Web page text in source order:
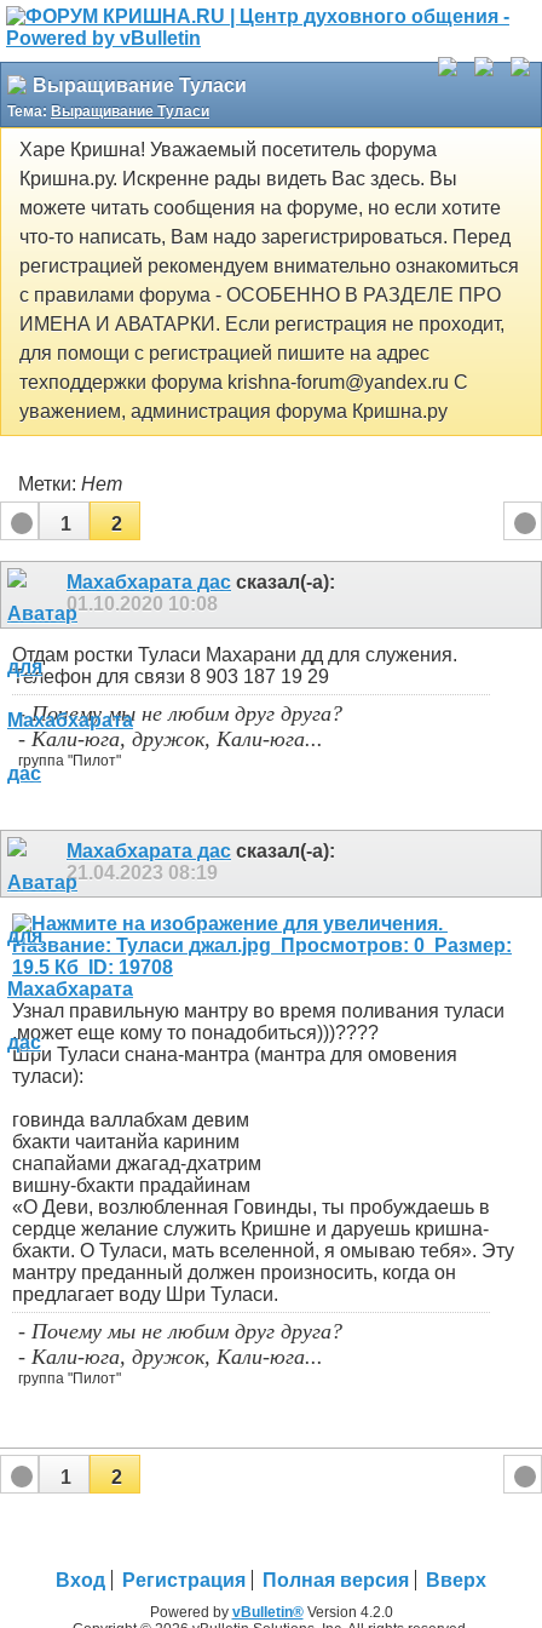
Выращивание Туласи
Тема: Выращивание Туласи
Харе Кришна! Уважаемый посетитель форума
Кришна.ру. Искренне рады видеть Вас здесь. Вы
можете читать сообщения на форуме, но если хотите
что-то написать, Вам надо зарегистрироваться. Перед
регистрацией рекомендуем внимательно ознакомиться
с правилами форума - ОСОБЕННО В РАЗДЕЛЕ ПРО
ИМЕНА И АВАТАРКИ. Если регистрация не проходит,
для помощи с регистрацией пишите на адрес
техподдержки форума krishna-forum@yandex.ru С
уважением, администрация форума Кришна.ру
Метки: Нет
1
2
Махабхарата дас сказал(-а):
01.10.2020 10:08
Отдам ростки Туласи Махарани дд для служения.
Телефон для связи 8 903 187 19 29
- Почему мы не любим друг друга?
- Кали-юга, дружок, Кали-юга...
группа "Пилот"
Махабхарата дас сказал(-а):
21.04.2023 08:19
Узнал правильную мантру во время поливания туласи
,может еще кому то понадобиться)))????
Шри Туласи снана-мантра (мантра для омовения
туласи):
говинда валлабхам девим
бхакти чаитанйа кариним
снапайами джагад-дхатрим
вишну-бхакти прадайинам
«О Деви, возлюбленная Говинды, ты пробуждаешь в
сердце желание служить Кришне и даруешь кришна-
бхакти. О Туласи, мать вселенной, я омываю тебя». Эту
мантру преданный должен произносить, когда он
предлагает воду Шри Туласи.
- Почему мы не любим друг друга?
- Кали-юга, дружок, Кали-юга...
группа "Пилот"
1 2
Вход Регистрация Полная версия Вверх
Powered by vBulletin®Version 4.2.0